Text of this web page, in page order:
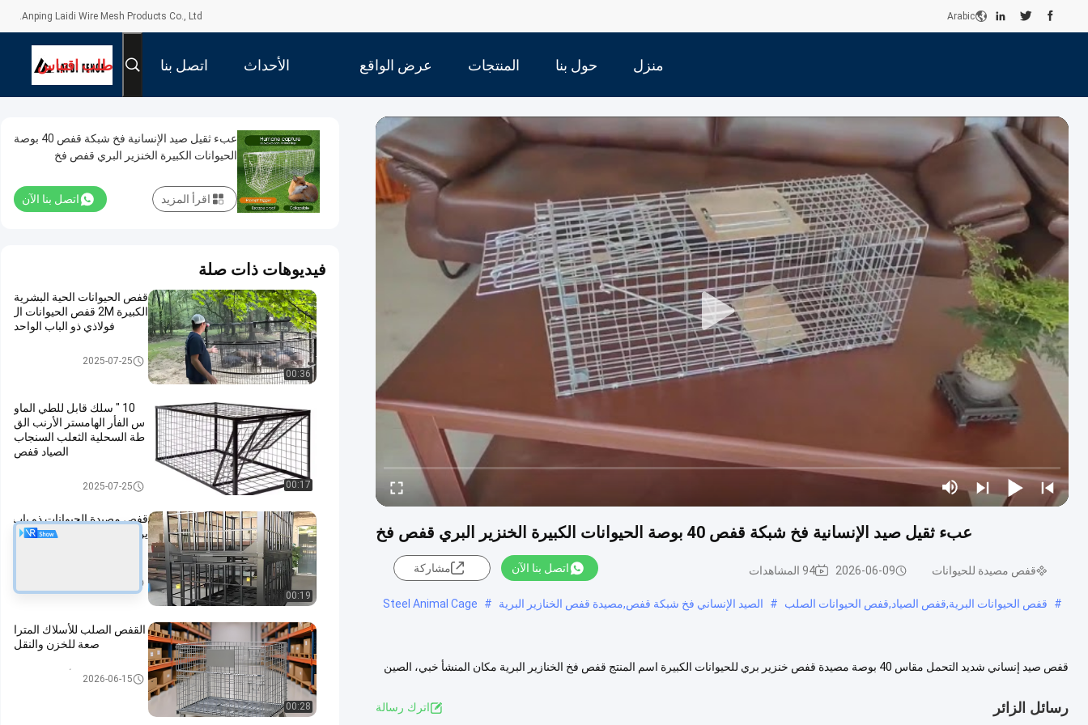
Anping Laidi Wire Mesh Products Co., Ltd. Arabic
منزل حول بنا المنتجات عرض الواقع
الافتراضي
الأحداث اتصل بنا طلب اقتباس
عبء ثقيل صيد الإنسانية فخ شبكة قفص 40 بوصة الحيوانات الكبيرة الخنزير البري قفص فخ
قفص مصيدة للحيوانات 2026-06-09 94 المشاهدات اتصل بنا الآن مشاركة
# قفص الحيوانات البرية,قفص الصياد,قفص الحيوانات الصلب # الصيد الإنساني فخ شبكة قفص,مصيدة قفص الخنازير البرية #
Steel Animal Cage
قفص صيد إنساني شديد التحمل مقاس 40 بوصة مصيدة قفص خنزير بري للحيوانات الكبيرة اسم المنتج قفص فخ الخنازير البرية مكان المنشأ خبي، الصين
رسائل الزائر اترك رسالة
عبء ثقيل صيد الإنسانية فخ شبكة قفص 40 بوصة
الحيوانات الكبيرة الخنزير البري قفص فخ
اتصل بنا الآن اقرأ المزيد
فيديوهات ذات صلة
00:36
قفص الحيوانات الحية البشرية
الكبيرة 2M قفص الحيوانات ال
فولاذي ذو الباب الواحد
قفص مصيدة للحيوانات2025-07-25
00:17
10 " سلك قابل للطي الماو
س الفأر الهامستر الأرنب الق
طة السحلية الثعلب السنجاب
الصياد قفص
قفص مصيدة للحيوانات2025-07-25
00:19
قفص مصيدة الحيوانات ذو باب
ين 2.2M قفص الحيوانات البري
00:28
القفص الصلب للأسلاك المترا
صعة للخزن والنقل
سلة الأسلاك الشبكية2026-06-15